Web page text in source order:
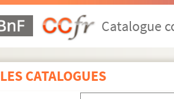
Catalogue
LES CATALOGUES